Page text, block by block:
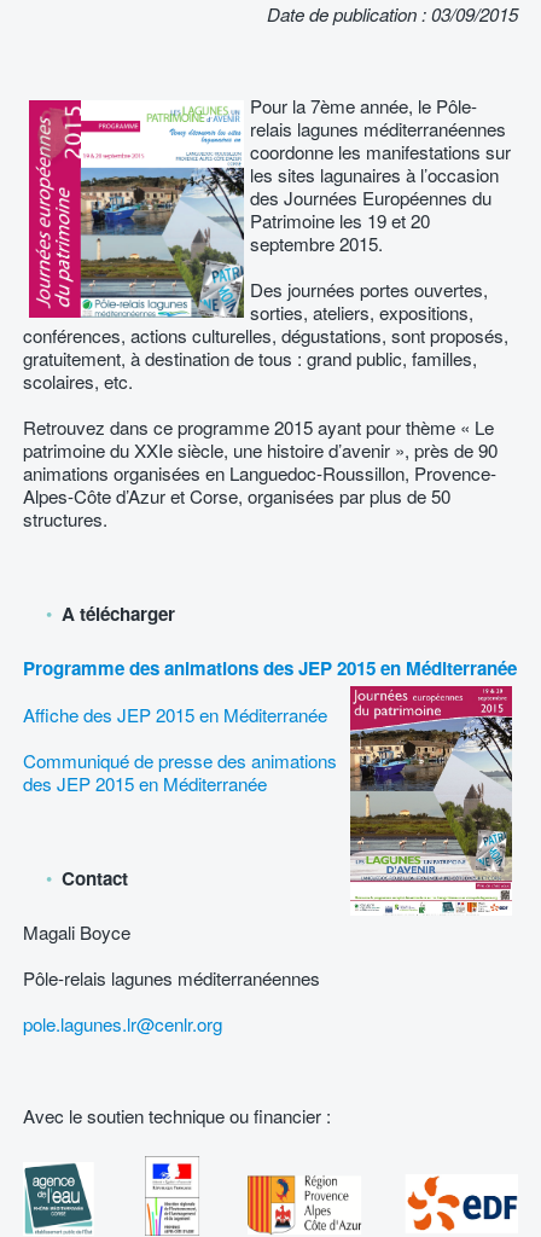
Date de publication : 03/09/2015
Pour la 7ème année, le Pôle-
relais lagunes méditerranéennes
coordonne les manifestations sur
les sites lagunaires à l’occasion
des Journées Européennes du
Patrimoine les 19 et 20
septembre 2015.
Des journées portes ouvertes,
sorties, ateliers, expositions,
conférences, actions culturelles, dégustations, sont proposés,
gratuitement, à destination de tous : grand public, familles,
scolaires, etc.
Retrouvez dans ce programme 2015 ayant pour thème « Le
patrimoine du XXIe siècle, une histoire d’avenir », près de 90
animations organisées en Languedoc-Roussillon, Provence-
Alpes-Côte d’Azur et Corse, organisées par plus de 50
structures.
A télécharger
Programme des animations des JEP 2015 en Méditerranée
Affiche des JEP 2015 en Méditerranée
Communiqué de presse des animations
des JEP 2015 en Méditerranée
Contact
Magali Boyce
Pôle-relais lagunes méditerranéennes
pole.lagunes.lr@cenlr.org
Avec le soutien technique ou financier :